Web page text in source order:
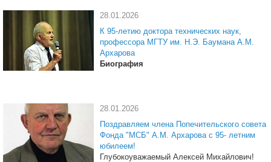
28.01.2026
К 95-летию доктора технических наук,
профессора МГТУ им. Н.Э. Баумана А.М.
Архарова
Биография
28.01.2026
Поздравляем члена Попечительского совета
Фонда "МСБ" А.М. Архарова с 95- летним
юбилеем!
Глубокоуважаемый Алексей Михайлович!